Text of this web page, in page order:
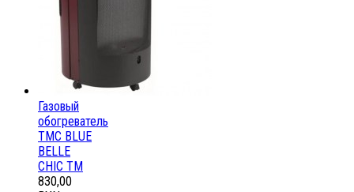
Газовый
обогреватель
ТМС BLUE
BELLE
CHIC ТМ
830,00